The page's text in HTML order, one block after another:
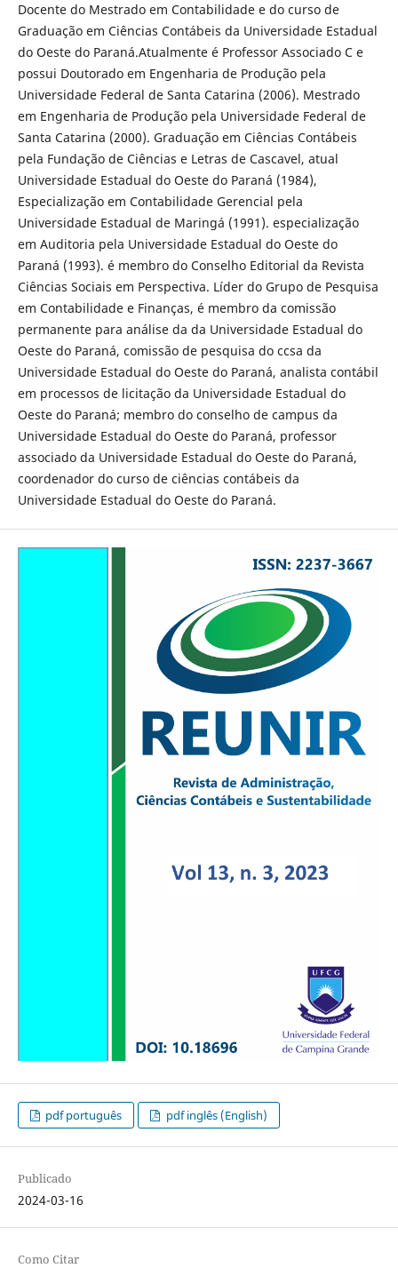
Docente do Mestrado em Contabilidade e do curso de
Graduação em Ciências Contábeis da Universidade Estadual
do Oeste do Paraná.Atualmente é Professor Associado C e
possui Doutorado em Engenharia de Produção pela
Universidade Federal de Santa Catarina (2006). Mestrado
em Engenharia de Produção pela Universidade Federal de
Santa Catarina (2000). Graduação em Ciências Contábeis
pela Fundação de Ciências e Letras de Cascavel, atual
Universidade Estadual do Oeste do Paraná (1984),
Especialização em Contabilidade Gerencial pela
Universidade Estadual de Maringá (1991). especialização
em Auditoria pela Universidade Estadual do Oeste do
Paraná (1993). é membro do Conselho Editorial da Revista
Ciências Sociais em Perspectiva. Líder do Grupo de Pesquisa
em Contabilidade e Finanças, é membro da comissão
permanente para análise da da Universidade Estadual do
Oeste do Paraná, comissão de pesquisa do ccsa da
Universidade Estadual do Oeste do Paraná, analista contábil
em processos de licitação da Universidade Estadual do
Oeste do Paraná; membro do conselho de campus da
Universidade Estadual do Oeste do Paraná, professor
associado da Universidade Estadual do Oeste do Paraná,
coordenador do curso de ciências contábeis da
Universidade Estadual do Oeste do Paraná.
pdf português pdf inglês (English)
Publicado
2024-03-16
Como Citar